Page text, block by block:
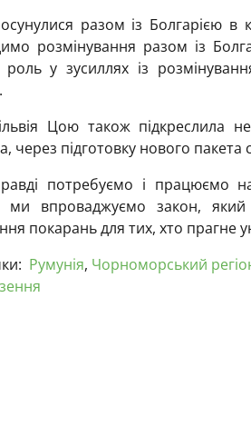
разом із Болгарією в
розмінування разом із
роль у зусиллях із
Цою також підкреслила
через підготовку нового пакета
потребуємо і працюємо
ми впроваджуємо закон,
покарань для тих, хто прагне
Румунія, Чорноморський